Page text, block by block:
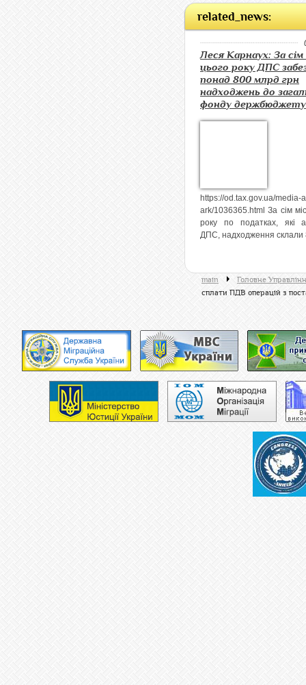
related_news:
Леся Карнаух: За сім
цього року ДПС
понад 800 млрд грн
надходжень до
фонду держбюджету
https://od.tax.gov.ua/media-
ark/1036365.html За сім
року по податках, які
ДПС, надходження склали
main
Головне
сплати ПДВ операцій з